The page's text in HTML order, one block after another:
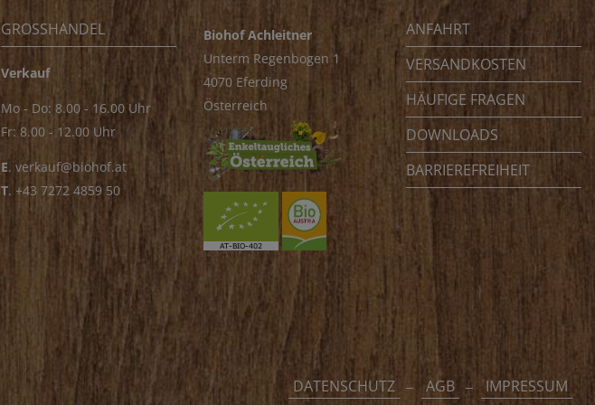
GROSSHANDEL
Verkauf
Mo - Do: 8.00 - 16.00 Uhr
Fr: 8.00 - 12.00 Uhr
E. verkauf@biohof.at
T. +43 7272 4859 50
Biohof Achleitner
Unterm Regenbogen 1
4070 Eferding
Österreich
ANFAHRT
VERSANDKOSTEN
HÄUFIGE FRAGEN
DOWNLOADS
BARRIEREFREIHEIT
DATENSCHUTZ AGB IMPRESSUM